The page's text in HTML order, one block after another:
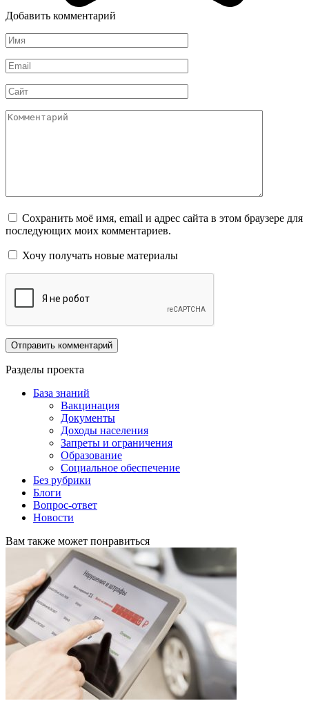
Добавить комментарий
Имя
*
Email
*
Сайт
Комментарий
Сохранить моё имя, email и адрес сайта в этом браузере для
последующих моих комментариев.
Хочу получать новые материалы
Разделы проекта
База знаний
Вакцинация
Документы
Доходы населения
Запреты и ограничения
Образование
Социальное обеспечение
Без рубрики
Блоги
Вопрос-ответ
Новости
Вам также может понравиться